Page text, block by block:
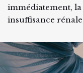
immédiatement,
insuffisance